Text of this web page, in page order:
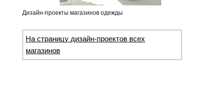
Дизайн-проекты магазинов одежды
На страницу дизайн-проектов всех
магазинов